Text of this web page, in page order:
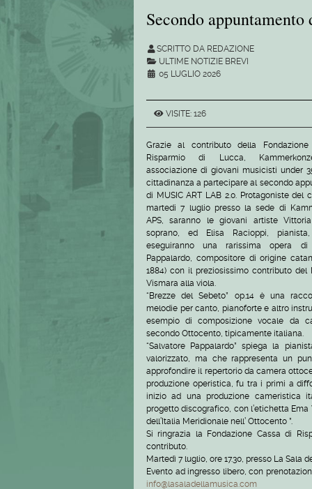
Secondo
SCRITTO DA REDAZIONE
ULTIME NOTIZIE BREVI
05 LUGLIO 2026
VISITE: 126
Grazie al contributo della
Risparmio di Lucca,
associazione di giovani musicisti under
cittadinanza a partecipare al secondo
di MUSIC ART LAB 2.0. Protagoniste del
martedi 7 luglio presso la sede di
APS, saranno le giovani artiste
soprano, ed Elisa Racioppi,
eseguiranno una rarissima opera di
Pappalardo, compositore di origine
1884) con il preziosissimo contributo del
Vismara alla viola.
“Brezze del Sebeto” op.14 è una
melodie per canto, pianoforte e altro
esempio di composizione vocale da
secondo Ottocento, tipicamente italiana.
“Salvatore Pappalardo” spiega la
valorizzato, ma che rappresenta un
approfondire il repertorio da camera
produzione operistica, fu tra i primi a
inizio ad una produzione cameristica
progetto discografico, con l’etichetta
dell’Italia Meridionale nell’ Ottocento ”.
Si ringrazia la Fondazione Cassa di
contributo.
Martedì 7 luglio, ore 17.30, presso La Sala
Evento ad ingresso libero, con
info@lasaladellamusica.com